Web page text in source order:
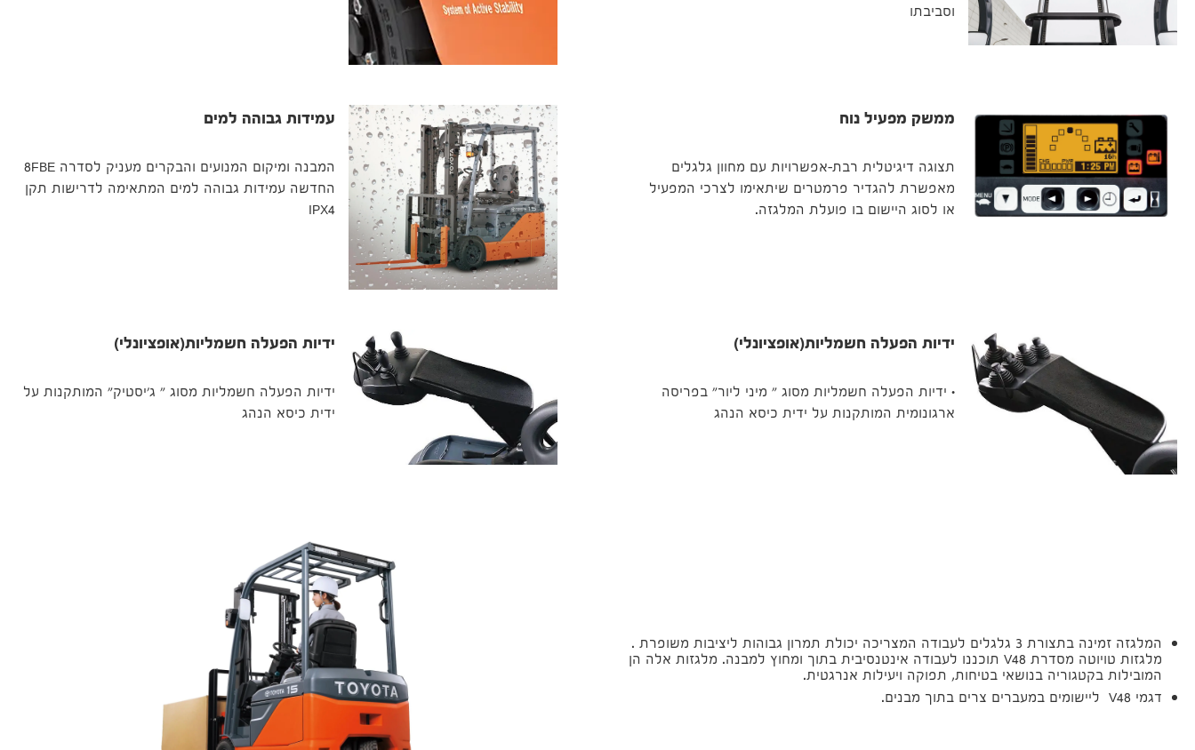
וסביבתו
ממשק מפעיל נוח
תצוגה דיגיטלית רבת-אפשרויות עם מחוון גלגלים
מאפשרת להגדיר פרמטרים שיתאימו לצרכי המפעיל
או לסוג היישום בו פועלת המלגזה.
עמידות גבוהה למים
המבנה ומיקום המנועים והבקרים מעניק לסדרה 8FBE
החדשה עמידות גבוהה למים המתאימה לדרישות תקן
IPX4
ידיות הפעלה חשמליות(אופציונלי)
• ידיות הפעלה חשמליות מסוג " מיני ליור" בפריסה
ארגונומית המותקנות על ידית כיסא הנהג
ידיות הפעלה חשמליות(אופציונלי)
ידיות הפעלה חשמליות מסוג " ג'יסטיק" המותקנות על
ידית כיסא הנהג
המלגזה זמינה בתצורת 3 גלגלים לעבודה המצריכה יכולת תמרון גבוהות ליציבות משופרת .
מלגזות טויוטה מסדרת V48 תוכננו לעבודה אינטנסיבית בתוך ומחוץ למבנה. מלגזות אלה הן
המובילות בקטגוריה בנושאי בטיחות, תפוקה ויעילות אנרגטית.
דגמי V48 ליישומים במעברים צרים בתוך מבנים.